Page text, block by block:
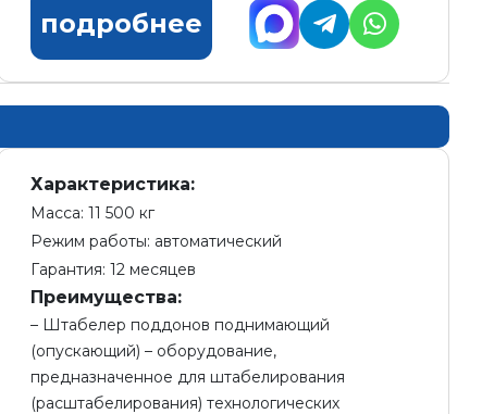
подробнее
Характеристика:
Масса: 11 500 кг
Режим работы: автоматический
Гарантия: 12 месяцев
Преимущества:
Штабелер поддонов поднимающий
(опускающий) – оборудование,
предназначенное для штабелирования
(расштабелирования) технологических